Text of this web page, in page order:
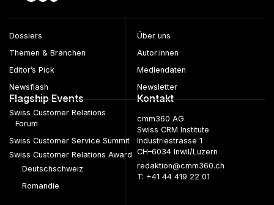
Dossiers
Themen & Branchen
Editor’s Pick
Newsflash
Über uns
Autor:innen
Mediendaten
Newsletter
Flagship Events
Swiss Customer Relations
Forum
Swiss Customer Service Summit
Swiss Customer Relations Award
Deutschschweiz
Romandie
Kontakt
cmm360 AG
Swiss CRM Institute
Industriestrasse 1
CH–6034 Inwil/Luzern
redaktion@cmm360.ch
T: +41 44 419 22 01